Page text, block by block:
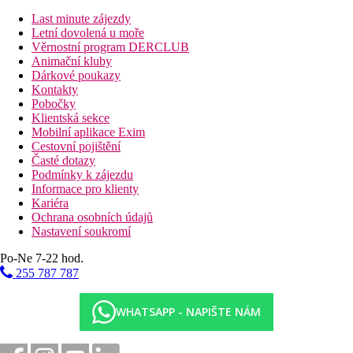
sprchou. Balkon nebo okna s výhledem do zahrady či na město
dodávají pokoji světlo a otevřenost.
Pokoj s výhledem na zahradu/okolí: obdobné vybavení jako
Deluxe, s balkonem/terasou a výhledem na hotelové zahrady či
okolní urbanistickou krajinu.
Suite: prostornější jednotka s oddělenou ložnicí a obývací částí,
klimatizací, TV, Wi-Fi, minibarem a balkonem/terasou; vhodná
pro hosty, kteří chtějí více prostoru a komfortu.
Vila: vyšší kategorie ubytování s vlastním bazénem či přímým
přístupem na pláž nebo vodní plochu, dvěma či více ložnicemi,
obývacím prostorem a plnou vybaveností pro rodiny či
náročnější hosty.
Sport a zábava
Hotel nabízí bohatou nabídku sportovního i relaxačního vyžití:
venkovní a vnitřní bazény, fitness centrum, saunu a vířivku,
sportovní hřiště pro basketbal, tenis či volejbal a přístup ke
sportovním aktivitám přímo v areálu. Pro rodiny je zpřístupněn
kids club a herní zóna, kde mohou děti trávit čas zábavnými
aktivitami. Wellness spa poskytuje masáže a procedury pro
Last minute zájezdy
Letní dovolená u moře
Věrnostní program DERCLUB
Animační kluby
Dárkové poukazy
Kontakty
Pobočky
Klientská sekce
Mobilní aplikace Exim
Cestovní pojištění
Časté dotazy
Podmínky k zájezdu
Informace pro klienty
Kariéra
Ochrana osobních údajů
Nastavení soukromí
Po-Ne 7-22 hod.
255 787 787
WHATSAPP - NAPIŠTE NÁM